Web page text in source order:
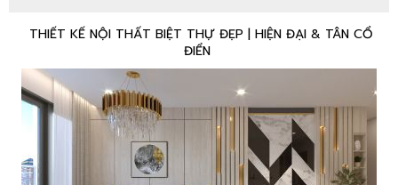
THIẾT KẾ NỘI THẤT BIỆT THỰ ĐẸP | HIỆN ĐẠI & TÂN CỔ
ĐIỂN